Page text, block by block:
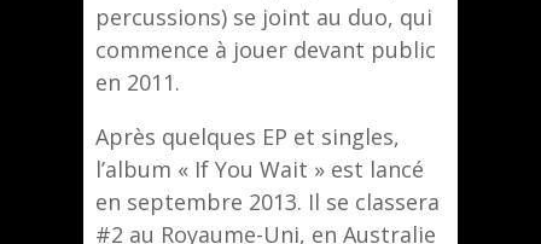
percussions) se joint au duo, qui
commence à jouer devant public
en 2011.
Après quelques EP et singles,
l’album « If You Wait » est lancé
en septembre 2013. Il se classera
#2 au Royaume-Uni, en Australie